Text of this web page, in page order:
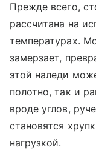
Прежде всего,
рассчитана на
температурах.
замерзает,
этой наледи
полотно, так и
вроде углов,
становятся
нагрузкой.